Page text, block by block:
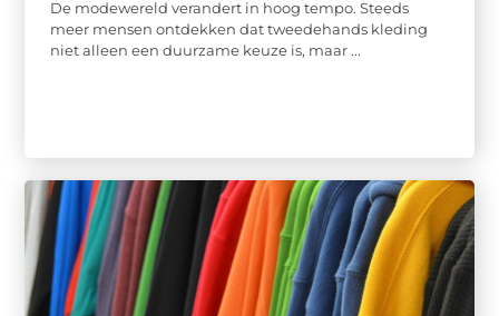
De modewereld verandert in hoog tempo. Steeds
meer mensen ontdekken dat tweedehands kleding
niet alleen een duurzame keuze is, maar ...